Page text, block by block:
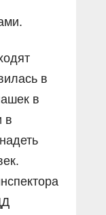
в
в
в